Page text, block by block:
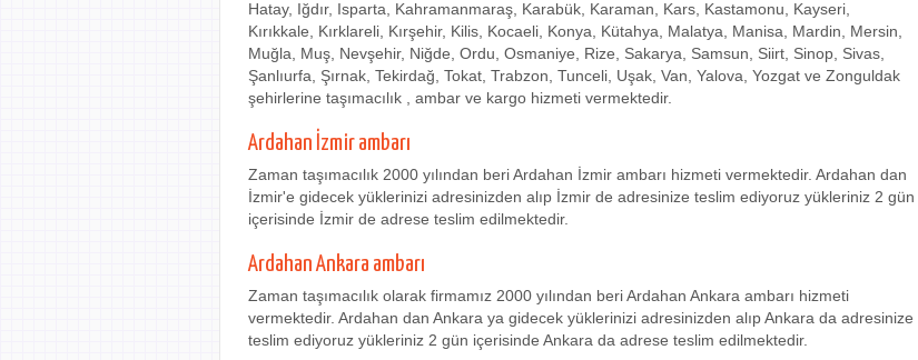
Hatay, Iğdır, Isparta, Kahramanmaraş, Karabük, Karaman, Kars, Kastamonu, Kayseri,
Kırıkkale, Kırklareli, Kırşehir, Kilis, Kocaeli, Konya, Kütahya, Malatya, Manisa, Mardin, Mersin,
Muğla, Muş, Nevşehir, Niğde, Ordu, Osmaniye, Rize, Sakarya, Samsun, Siirt, Sinop, Sivas,
Şanlıurfa, Şırnak, Tekirdağ, Tokat, Trabzon, Tunceli, Uşak, Van, Yalova, Yozgat ve Zonguldak
şehirlerine taşımacılık , ambar ve kargo hizmeti vermektedir.
Ardahan İzmir ambarı
Zaman taşımacılık 2000 yılından beri Ardahan İzmir ambarı hizmeti vermektedir. Ardahan dan
İzmir'e gidecek yüklerinizi adresinizden alıp İzmir de adresinize teslim ediyoruz yükleriniz 2 gün
içerisinde İzmir de adrese teslim edilmektedir.
Ardahan Ankara ambarı
Zaman taşımacılık olarak firmamız 2000 yılından beri Ardahan Ankara ambarı hizmeti
vermektedir. Ardahan dan Ankara ya gidecek yüklerinizi adresinizden alıp Ankara da adresinize
teslim ediyoruz yükleriniz 2 gün içerisinde Ankara da adrese teslim edilmektedir.